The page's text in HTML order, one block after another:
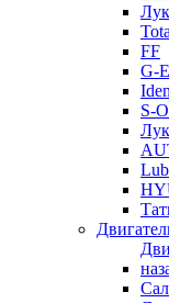
FF
G-
S-